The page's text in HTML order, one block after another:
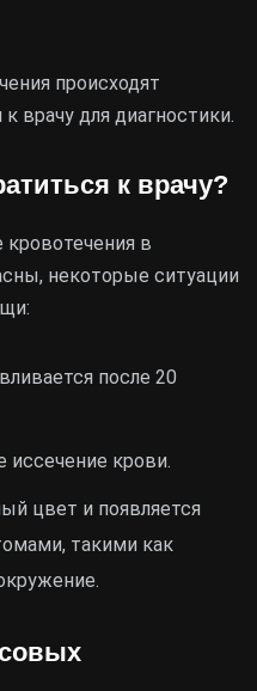
происходят
врачу для диагностики.
к врачу?
в
некоторые ситуации
после 20
иссечение крови.
цвет и появляется
такими как